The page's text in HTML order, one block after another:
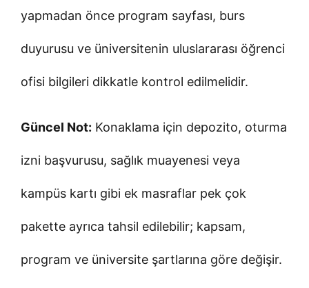
yapmadan önce program sayfası, burs
duyurusu ve üniversitenin uluslararası öğrenci
ofisi bilgileri dikkatle kontrol edilmelidir.
Güncel Not: Konaklama için depozito, oturma
izni başvurusu, sağlık muayenesi veya
kampüs kartı gibi ek masraflar pek çok
pakette ayrıca tahsil edilebilir; kapsam,
program ve üniversite şartlarına göre değişir.